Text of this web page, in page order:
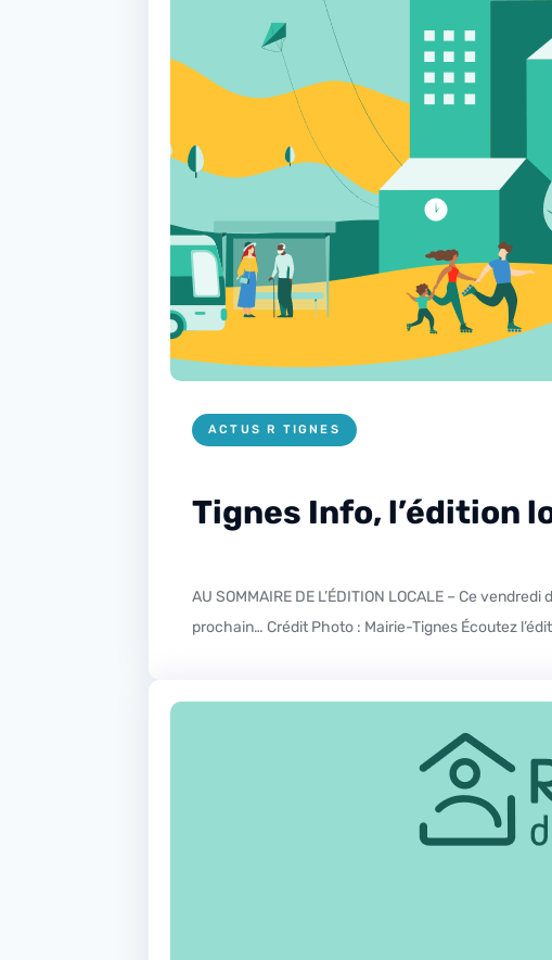
ACTUS R TIGNES
Tignes Info, l’édition
AU SOMMAIRE DE L’ÉDITION LOCALE – Ce vendredi dans l’édition locale gros plan sur le recensement de la population qui est en cours jusqu’au 17 février
prochain… Crédit Photo : Mairie-Tignes Écoutez